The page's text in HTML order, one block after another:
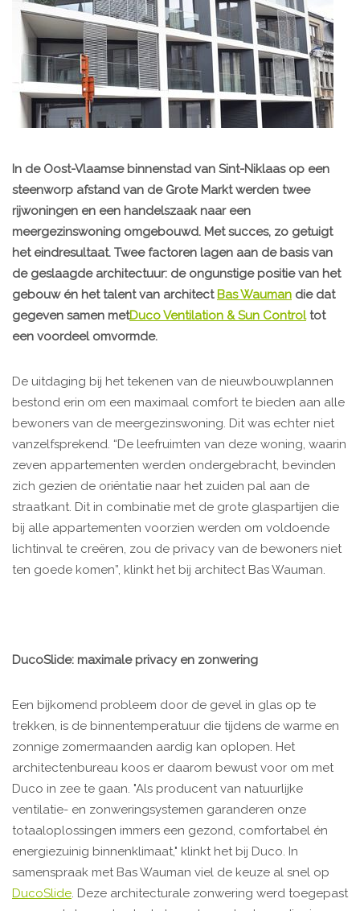
In de Oost-Vlaamse binnenstad van Sint-Niklaas op een
steenworp afstand van de Grote Markt werden twee
rijwoningen en een handelszaak naar een
meergezinswoning omgebouwd. Met succes, zo getuigt
het eindresultaat. Twee factoren lagen aan de basis van
de geslaagde architectuur: de ongunstige positie van het
gebouw én het talent van architect Bas Wauman die dat
gegeven samen metDuco Ventilation & Sun Controltot
een voordeel omvormde.
De uitdaging bij het tekenen van de nieuwbouwplannen
bestond erin om een maximaal comfort te bieden aan alle
bewoners van de meergezinswoning. Dit was echter niet
vanzelfsprekend. “De leefruimten van deze woning, waarin
zeven appartementen werden ondergebracht, bevinden
zich gezien de oriëntatie naar het zuiden pal aan de
straatkant. Dit in combinatie met de grote glaspartijen die
bij alle appartementen voorzien werden om voldoende
lichtinval te creëren, zou de privacy van de bewoners niet
ten goede komen”, klinkt het bij architect Bas Wauman.
DucoSlide: maximale privacy en zonwering
Een bijkomend probleem door de gevel in glas op te
trekken, is de binnentemperatuur die tijdens de warme en
zonnige zomermaanden aardig kan oplopen. Het
architectenbureau koos er daarom bewust voor om met
Duco in zee te gaan. "Als producent van natuurlijke
ventilatie- en zonweringsystemen garanderen onze
totaaloplossingen immers een gezond, comfortabel én
energiezuinig binnenklimaat," klinkt het bij Duco. In
samenspraak met Bas Wauman viel de keuze al snel op
DucoSlide. Deze architecturale zonwering werd toegepast